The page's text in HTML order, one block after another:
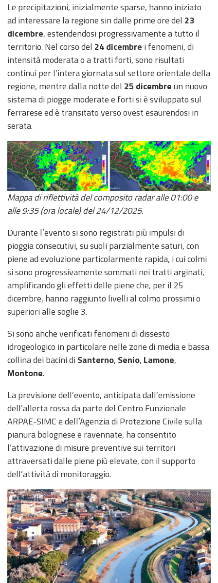
Dati osservati
Radar meteo
Strumenti
Operativi
Aggiornamenti
Informazioni
utili
frequenti
Guida per gli
Il progetto
Allerta
Meteo
Romagna
Contatti
Le precipitazioni, inizialmente sparse, hanno iniziato
ad interessare la regione sin dalle prime ore del 23
dicembre, estendendosi progressivamente a tutto il
territorio. Nel corso del 24 dicembre i fenomeni, di
intensità moderata o a tratti forti, sono risultati
continui per l’intera giornata sul settore orientale della
regione, mentre dalla notte del 25 dicembreun nuovo
sistema di piogge moderate e forti si è sviluppato sul
ferrarese ed è transitato verso ovest esaurendosi in
serata.
Mappa di riflettività del composito radar alle 01:00 e
alle 9:35 (ora locale) del 24/12/2025.
Durante l’evento si sono registrati più impulsi di
pioggia consecutivi, su suoli parzialmente saturi, con
piene ad evoluzione particolarmente rapida, i cui colmi
si sono progressivamente sommati nei tratti arginati,
amplificando gli effetti delle piene che, per il 25
dicembre, hanno raggiunto livelli al colmo prossimi o
superiori alle soglie 3.
Si sono anche verificati fenomeni di dissesto
idrogeologico in particolare nelle zone di media e bassa
collina dei bacini di Santerno, Senio, Lamone,
Montone.
La previsione dell’evento, anticipata dall’emissione
dell’allerta rossa da parte del Centro Funzionale
ARPAE-SIMC e dell’Agenzia di Protezione Civile sulla
pianura bolognese e ravennate, ha consentito
l’attivazione di misure preventive sui territori
attraversati dalle piene più elevate, con il supporto
dell’attività di monitoraggio.